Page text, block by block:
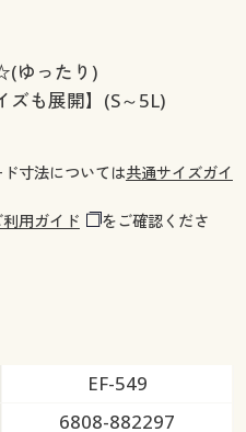
ゆったり)
ズも展開】(S～5L)
寸法については共通サイズガイ
利用ガイド
をご確認くださ
EF-549
6808-882297